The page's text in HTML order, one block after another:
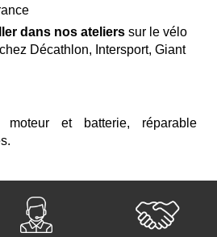
dans nos ateliers sur le vélo
Décathlon, Intersport, Giant
moteur et batterie, réparable